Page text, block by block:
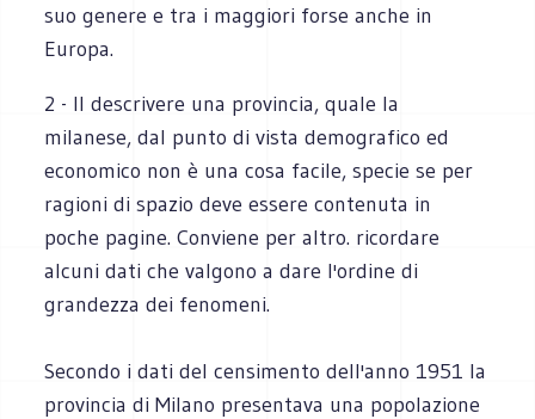
suo genere e tra i maggiori forse anche in
Europa.
2 - Il descrivere una provincia, quale la
milanese, dal punto di vista demografico ed
economico non è una cosa facile, specie se per
ragioni di spazio deve essere contenuta in
poche pagine. Conviene per altro. ricordare
alcuni dati che valgono a dare l'ordine di
grandezza dei fenomeni.
Secondo i dati del censimento dell'anno 1951 la
provincia di Milano presentava una popolazione